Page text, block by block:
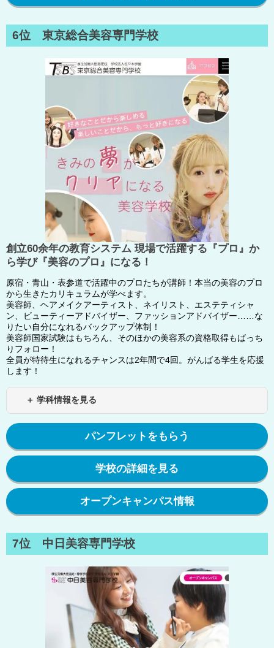
6位 東京総合美容専門学校
創立60余年の教育システム 現場で活躍する『プロ』か
ら学び『美容のプロ』になる！
原宿・青山・表参道で活躍中のプロたちが講師！本当の美容のプロ
から生きたカリキュラムが学べます。
美容師、ヘアメイクアーティスト、ネイリスト、エステティシャ
ン、ビューティーアドバイザー、ファッションアドバイザー……な
りたい自分になれるバックアップ体制！
美容師国家試験はもちろん、そのほかの美容系の資格取得もばっち
りフォロー！
全員が特待生になれるチャンスは2年間で4回。がんばる学生を応援
します！
＋ 学科情報を見る
パンフレットをもらう
学校の詳細を見る
オープンキャンパス情報
7位 中日美容専門学校